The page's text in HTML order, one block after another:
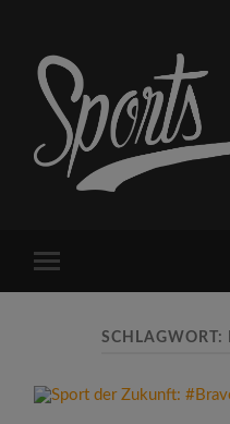
Menü
SCHLAGWORT: